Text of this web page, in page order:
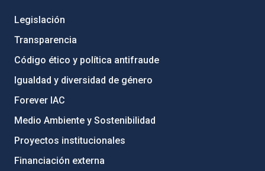
Legislación
Transparencia
Código ético y política antifraude
Igualdad y diversidad de género
Forever IAC
Medio Ambiente y Sostenibilidad
Proyectos institucionales
Financiación externa